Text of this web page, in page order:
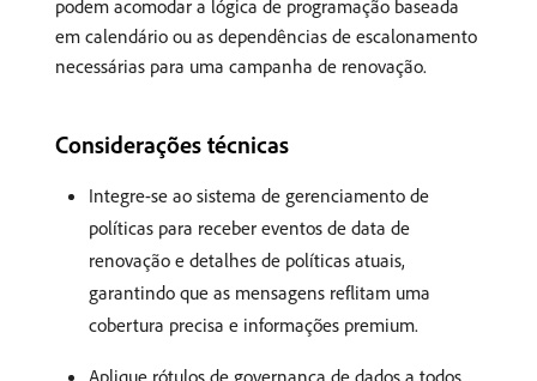
podem acomodar a lógica de programação baseada
em calendário ou as dependências de escalonamento
necessárias para uma campanha de renovação.
Considerações técnicas
Integre-se ao sistema de gerenciamento de
políticas para receber eventos de data de
renovação e detalhes de políticas atuais,
garantindo que as mensagens reflitam uma
cobertura precisa e informações premium.
Aplique rótulos de governança de dados a todos